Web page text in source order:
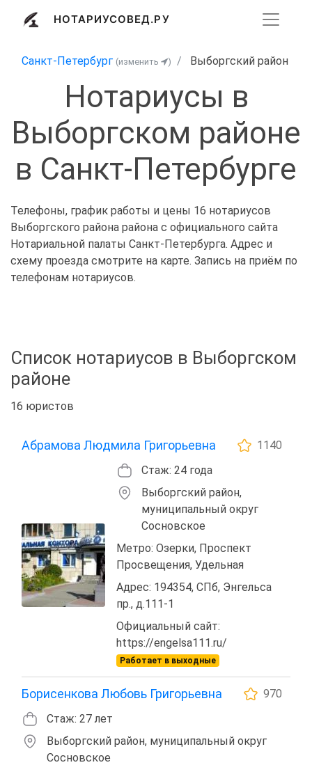
НОТАРИУСОВЕД.РУ
Санкт-Петербург (изменить ) Выборгский район
Нотариусы в
Выборгском районе
в Санкт-Петербурге
Телефоны, график работы и цены 16 нотариусов
Выборгского района района с официального сайта
Нотариальной палаты Санкт-Петербурга. Адрес и
схему проезда смотрите на карте. Запись на приём по
телефонам нотариусов.
Список нотариусов в Выборгском
районе
16 юристов
Абрамова Людмила Григорьевна
1140
Стаж: 24 года
Выборгский район,
муниципальный округ
Сосновское
Метро: Озерки, Проспект
Просвещения, Удельная
Адрес: 194354, СПб, Энгельса
пр., д.111-1
Официальный сайт:
https://engelsa111.ru/
Работает в выходные
Борисенкова Любовь Григорьевна
970
Стаж: 27 лет
Выборгский район, муниципальный округ
Сосновское